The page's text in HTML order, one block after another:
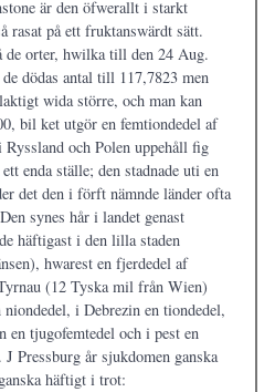
är den öfwerallt i starkt
rasat på ett fruktanswärdt sätt.
de orter, hwilka till den 24 Aug.
dödas antal till 117,7823 men
wida större, och man kan
bil ket utgör en femtiondedel af
och Polen uppehåll fig
enda ställe; den stadnade uti en
det den i förft nämnde länder ofta
synes hår i landet genast
häftigast i den lilla staden
hwarest en fjerdedel af
(12 Tyska mil från Wien)
i Debrezin en tiondedel,
en tjugofemtedel och i pest en
Pressburg år sjukdomen ganska
häftigt i trot: